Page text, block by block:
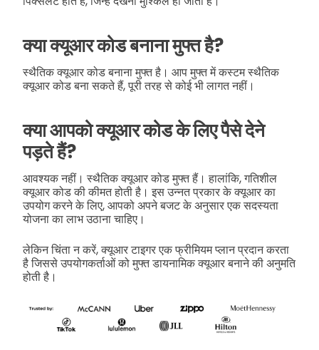
क्या क्यूआर कोड बनाना मुफ्त है?
स्थैतिक क्यूआर कोड बनाना मुफ्त है। आप मुफ्त में कस्टम स्थैतिक
क्यूआर कोड बना सकते हैं, पूरी तरह से कोई भी लागत नहीं।
क्या आपको क्यूआर कोड के लिए पैसे देने
पड़ते हैं?
आवश्यक नहीं। स्थैतिक क्यूआर कोड मुफ्त हैं। हालांकि, गतिशील
क्यूआर कोड की कीमत होती है। इस उन्नत प्रकार के क्यूआर का
उपयोग करने के लिए, आपको अपने बजट के अनुसार एक सदस्यता
योजना का लाभ उठाना चाहिए।
लेकिन चिंता न करें, क्यूआर टाइगर एक फ्रीमियम प्लान प्रदान करता
है जिससे उपयोगकर्ताओं को मुफ्त डायनामिक क्यूआर बनाने की अनुमति
होती है।